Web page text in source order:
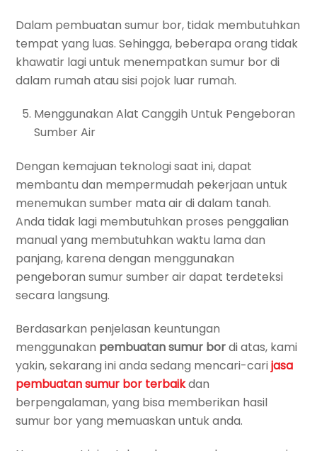
Dalam pembuatan sumur bor, tidak membutuhkan
tempat yang luas. Sehingga, beberapa orang tidak
khawatir lagi untuk menempatkan sumur bor di
dalam rumah atau sisi pojok luar rumah.
Menggunakan Alat Canggih Untuk Pengeboran
Sumber Air
Dengan kemajuan teknologi saat ini, dapat
membantu dan mempermudah pekerjaan untuk
menemukan sumber mata air di dalam tanah.
Anda tidak lagi membutuhkan proses penggalian
manual yang membutuhkan waktu lama dan
panjang, karena dengan menggunakan
pengeboran sumur sumber air dapat terdeteksi
secara langsung.
Berdasarkan penjelasan keuntungan
menggunakan pembuatan sumur bordi atas, kami
yakin, sekarang ini anda sedang mencari-carijasa
pembuatan sumur bor terbaikdan
berpengalaman, yang bisa memberikan hasil
sumur bor yang memuaskan untuk anda.